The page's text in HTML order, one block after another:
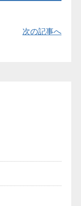
次の記事へ